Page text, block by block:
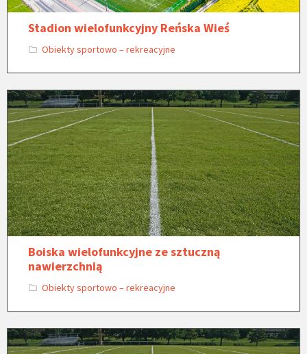
Stadion wielofunkcyjny Reńska Wieś
Obiekty sportowo – rekreacyjne
Boiska wielofunkcyjne ze sztuczną
nawierzchnią
Obiekty sportowo – rekreacyjne